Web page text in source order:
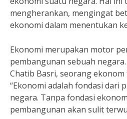
mengherankan, mengingat
ekonomi dalam menentukan
Ekonomi merupakan motor
pembangunan sebuah
Chatib Basri, seorang
“Ekonomi adalah fondasi dari
negara. Tanpa fondasi
pembangunan akan sulit